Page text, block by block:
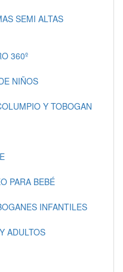
SEMI ALTAS
360º
NIÑOS
Y TOBOGAN
PARA BEBÉ
INFANTILES
ADULTOS